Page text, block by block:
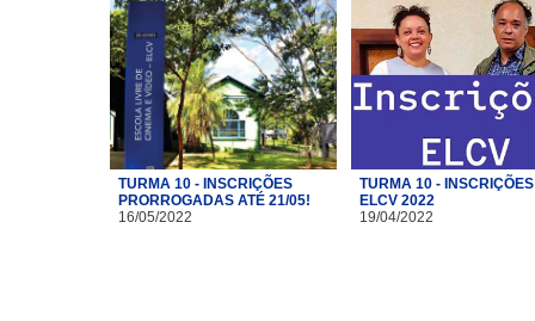
TURMA 10 - INSCRIÇÕES
PRORROGADAS ATÉ 21/05!
16/05/2022
TURMA 10 - INSCRIÇÕES
ELCV 2022
19/04/2022